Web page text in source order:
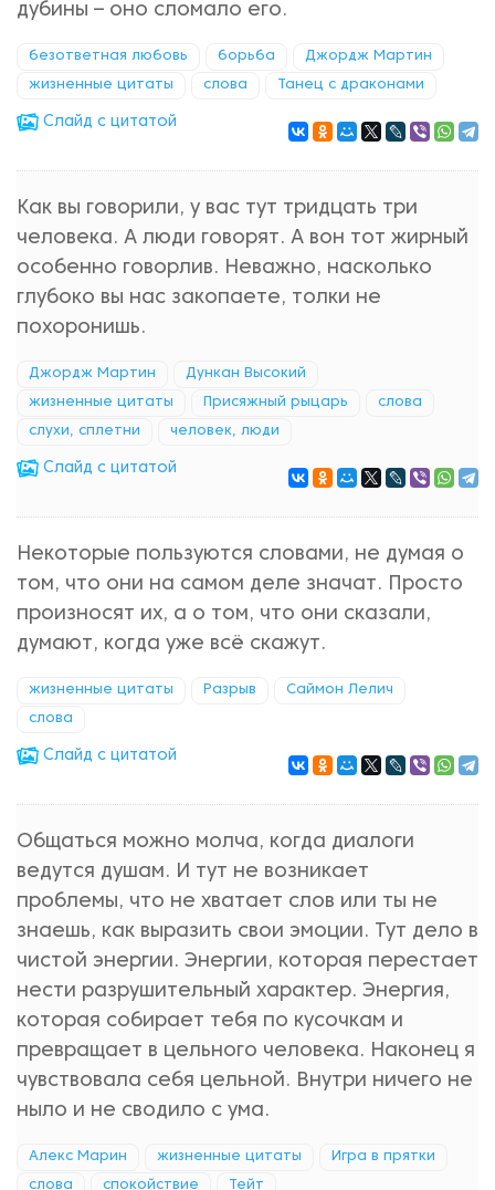
дубины – оно сломало его.
безответная любовь борьба Джордж Мартин
жизненные цитаты слова Танец с драконами
Cлайд с цитатой
Как вы говорили, у вас тут тридцать три
человека. А люди говорят. А вон тот жирный
особенно говорлив. Неважно, насколько
глубоко вы нас закопаете, толки не
похоронишь.
Джордж Мартин Дункан Высокий
жизненные цитаты Присяжный рыцарь слова
слухи, сплетни человек, люди
Cлайд с цитатой
Некоторые пользуются словами, не думая о
том, что они на самом деле значат. Просто
произносят их, а о том, что они сказали,
думают, когда уже всё скажут.
жизненные цитаты Разрыв Саймон Лелич
слова
Cлайд с цитатой
Общаться можно молча, когда диалоги
ведутся душам. И тут не возникает
проблемы, что не хватает слов или ты не
знаешь, как выразить свои эмоции. Тут дело в
чистой энергии. Энергии, которая перестает
нести разрушительный характер. Энергия,
которая собирает тебя по кусочкам и
превращает в цельного человека. Наконец я
чувствовала себя цельной. Внутри ничего не
ныло и не сводило с ума.
Алекс Марин жизненные цитаты Игра в прятки
слова спокойствие Тейт